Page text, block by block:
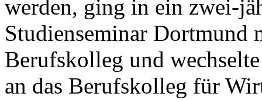
werden, ging in ein zwei-
Studienseminar
Berufskolleg und
an das Berufskolleg für